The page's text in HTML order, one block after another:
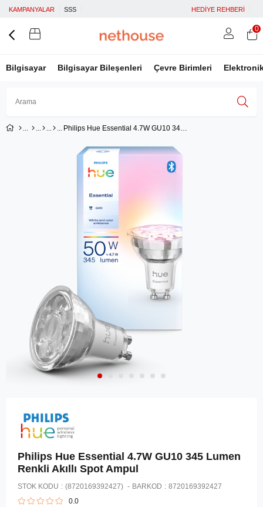
KAMPANYALAR SSS HEDİYE REHBERİ
Bilgisayar Bilgisayar Bileşenleri Çevre Birimleri
Üye Girişi
0
Philips Hue Essential 4.7W GU10 345 Lumen Renkli Akıllı Spot Ampul
Philips Hue Essential 4.7W GU10 345 Lumen
Renkli Akıllı Spot Ampul
STOK KODU (8720169392427) BARKOD : 8720169392427
0.0